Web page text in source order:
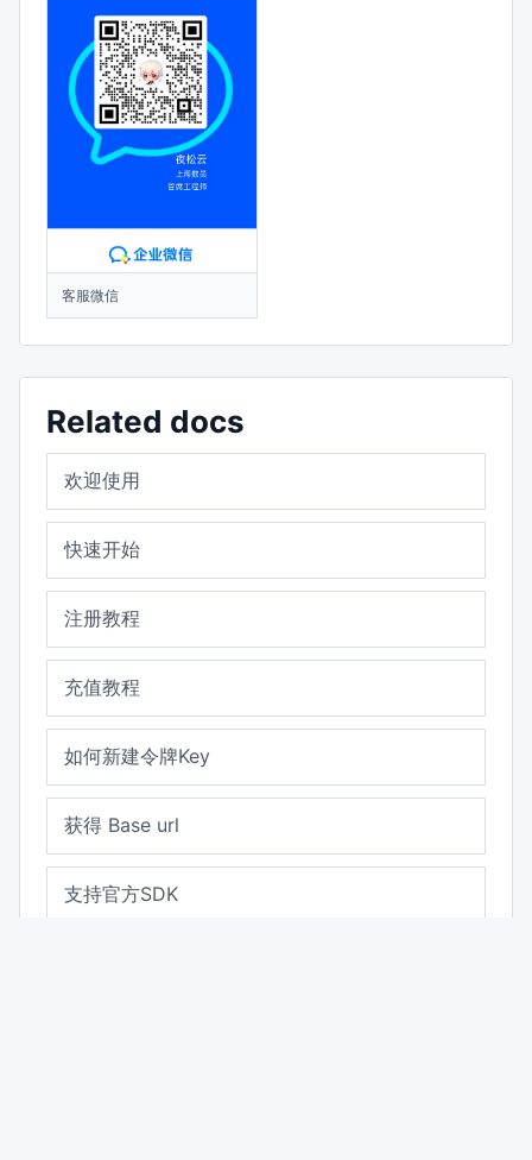
客服微信
Related docs
欢迎使用
快速开始
注册教程
充值教程
如何新建令牌Key
获得 Base url
支持官方SDK